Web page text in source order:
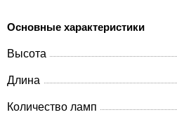
Основные характеристики
Высота
Длина
Количество ламп